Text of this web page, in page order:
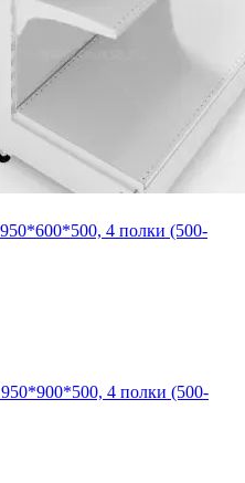
4 полки (500-
4 полки (500-